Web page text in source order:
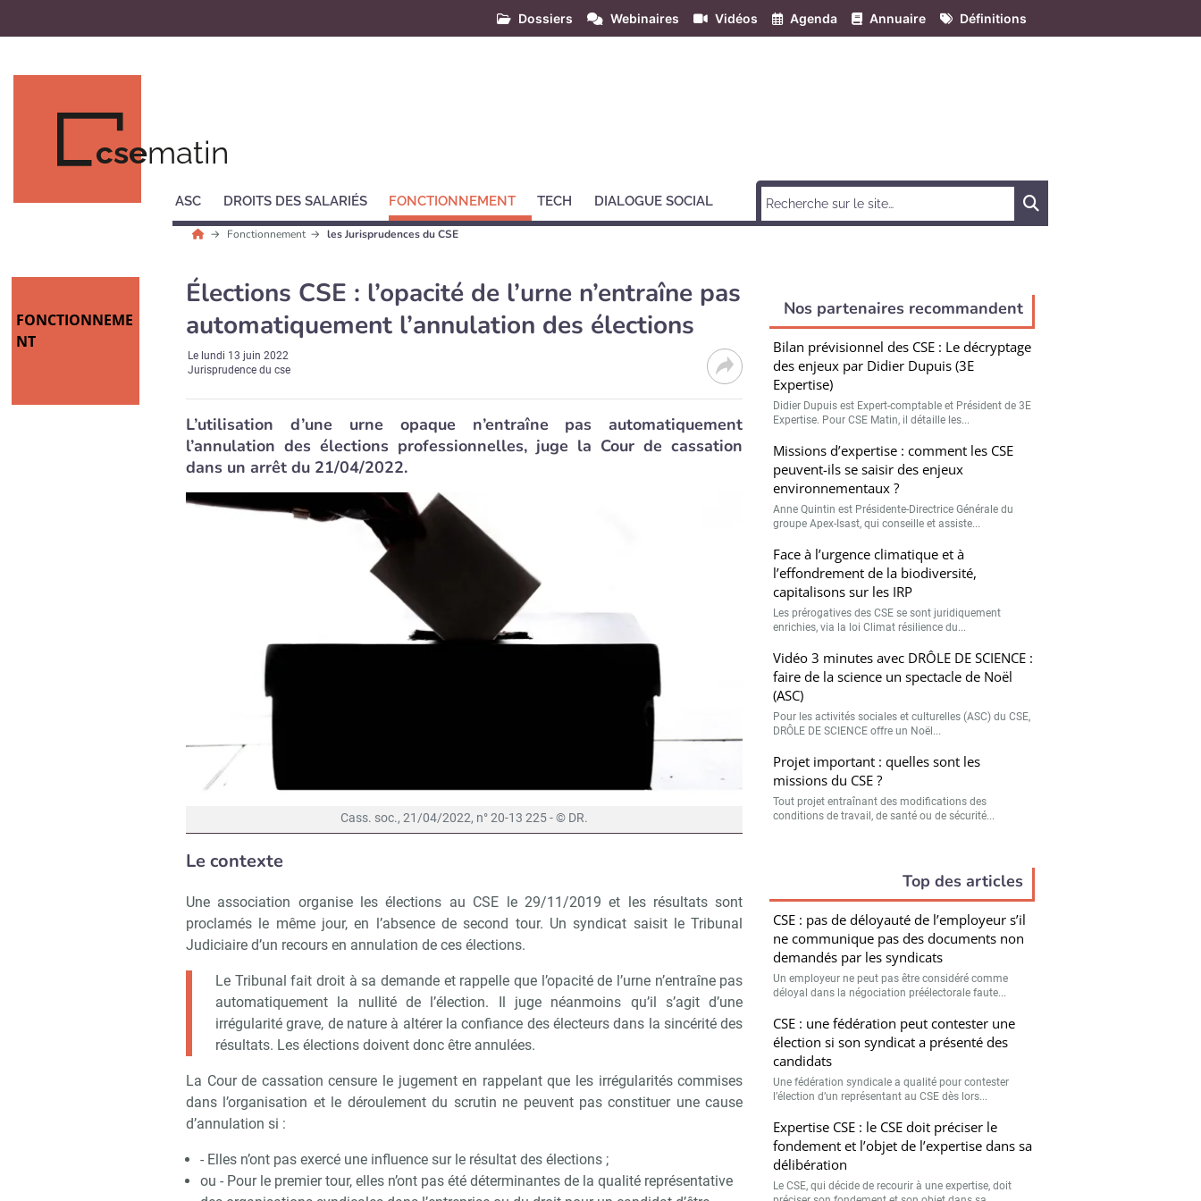
Dossiers Webinaires Vidéos Agenda Annuaire Définitions
csematin
ASC DROITS DES SALARIÉS FONCTIONNEMENT TECH DIALOGUE SOCIAL
Fonctionnement les Jurisprudences du CSE
FONCTIONNEME
NT
Élections CSE : l’opacité de l’urne n’entraîne pas
automatiquement l’annulation des élections
Le lundi 13 juin 2022
Jurisprudence du cse
L’utilisation d’une urne opaque n’entraîne pas automatiquement
l’annulation des élections professionnelles, juge la Cour de cassation
dans un arrêt du 21/04/2022.
Cass. soc., 21/04/2022, n° 20-13 225 - © DR.
Le contexte
Une association organise les élections au CSE le 29/11/2019 et les résultats sont
proclamés le même jour, en l’absence de second tour. Un syndicat saisit le Tribunal
Judiciaire d’un recours en annulation de ces élections.
Le Tribunal fait droit à sa demande et rappelle que l’opacité de l’urne n’entraîne pas
automatiquement la nullité de l’élection. Il juge néanmoins qu’il s’agit d’une
irrégularité grave, de nature à altérer la confiance des électeurs dans la sincérité des
résultats. Les élections doivent donc être annulées.
La Cour de cassation censure le jugement en rappelant que les irrégularités commises
dans l’organisation et le déroulement du scrutin ne peuvent pas constituer une cause
d’annulation si :
- Elles n’ont pas exercé une influence sur le résultat des élections ;
ou - Pour le premier tour, elles n’ont pas été déterminantes de la qualité représentative
Nos partenaires recommandent
Bilan prévisionnel des CSE : Le décryptage
des enjeux par Didier Dupuis (3E
Expertise)
Didier Dupuis est Expert-comptable et Président de 3E
Expertise. Pour CSE Matin, il détaille les...
Missions d’expertise : comment les CSE
peuvent-ils se saisir des enjeux
environnementaux ?
Anne Quintin est Présidente-Directrice Générale du
groupe Apex-Isast, qui conseille et assiste...
Face à l’urgence climatique et à
l’effondrement de la biodiversité,
capitalisons sur les IRP
Les prérogatives des CSE se sont juridiquement
enrichies, via la loi Climat résilience du...
Vidéo 3 minutes avec DRÔLE DE SCIENCE :
faire de la science un spectacle de Noël
(ASC)
Pour les activités sociales et culturelles (ASC) du CSE,
DRÔLE DE SCIENCE offre un Noël...
Projet important : quelles sont les
missions du CSE ?
Tout projet entraînant des modifications des
conditions de travail, de santé ou de sécurité...
Top des articles
CSE : pas de déloyauté de l’employeur s’il
ne communique pas des documents non
demandés par les syndicats
Un employeur ne peut pas être considéré comme
déloyal dans la négociation préélectorale faute...
CSE : une fédération peut contester une
élection si son syndicat a présenté des
candidats
Une fédération syndicale a qualité pour contester
l’élection d’un représentant au CSE dès lors...
Expertise CSE : le CSE doit préciser le
fondement et l’objet de l’expertise dans sa
délibération
Le CSE, qui décide de recourir à une expertise, doit